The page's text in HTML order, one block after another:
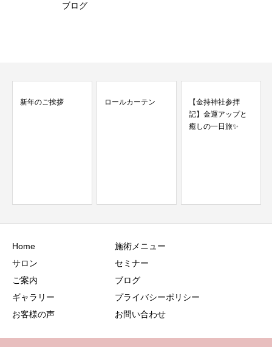
ブログ
ロールカーテン
【金持神社参拝
Home
サロン
ご案内
ギャラリー
お客様の声
施術メニュー
セミナー
ブログ
プライバシーポリシー
お問い合わせ